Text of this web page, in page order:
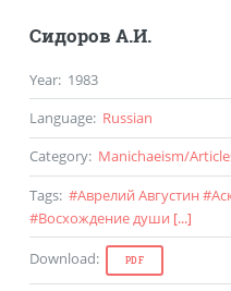
Сидоров А.И.
Year: 1983
Language: Russian
Category: Manichaeism/
Tags: #Аврелий Августин #
#Восхождение души [...]
Download: PDF